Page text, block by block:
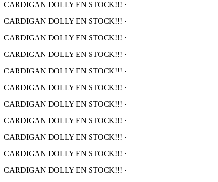
CARDIGAN DOLLY EN STOCK!!! ·
CARDIGAN DOLLY EN STOCK!!! ·
CARDIGAN DOLLY EN STOCK!!! ·
CARDIGAN DOLLY EN STOCK!!! ·
CARDIGAN DOLLY EN STOCK!!! ·
CARDIGAN DOLLY EN STOCK!!! ·
CARDIGAN DOLLY EN STOCK!!! ·
CARDIGAN DOLLY EN STOCK!!! ·
CARDIGAN DOLLY EN STOCK!!! ·
CARDIGAN DOLLY EN STOCK!!! ·
CARDIGAN DOLLY EN STOCK!!! ·